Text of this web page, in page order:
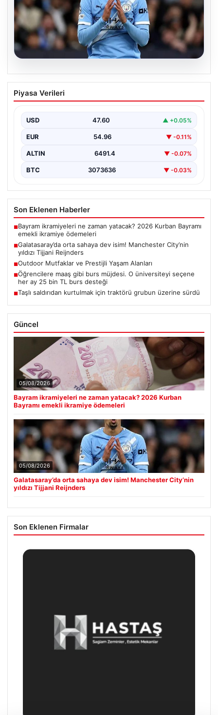
05.08.2026
Galatasaray’da orta sahaya dev isim!
Manchester City’nin yıldızı Tijjani
{"title": "Galatasaray Orta Sahaya Dev Transferle
Reijnders"}, "content": "Yaz…
Piyasa Verileri
USD 47.60 ▲ +0.05%
EUR 54.96 ▼ -0.11%
ALTIN 6491.4 ▼ -0.07%
BTC 3073636 ▼ -0.03%
Son Eklenen Haberler
■Bayram ikramiyeleri ne zaman yatacak? 2026 Kurban Bayramı
emekli ikramiye ödemeleri
■Galatasaray’da orta sahaya dev isim! Manchester City’nin
yıldızı Tijjani Reijnders
■Outdoor Mutfaklar ve Prestijli Yaşam Alanları
■Öğrencilere maaş gibi burs müjdesi. O üniversiteyi seçene
her ay 25 bin TL burs desteği
■Taşlı saldırıdan kurtulmak için traktörü grubun üzerine sürdü
Güncel
05/08/2026
Bayram ikramiyeleri ne zaman yatacak? 2026 Kurban
Bayramı emekli ikramiye ödemeleri
05/08/2026
Galatasaray’da orta sahaya dev isim! Manchester City’nin
yıldızı Tijjani Reijnders
Son Eklenen Firmalar